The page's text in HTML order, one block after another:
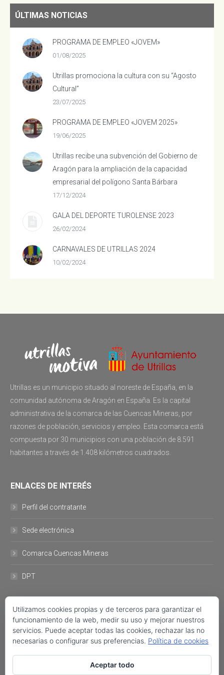
ÚLTIMAS NOTICIAS
PROGRAMA DE EMPLEO «JOVEM»
01/08/2025
Utrillas promociona la cultura con su “Agosto
Cultural”
23/07/2025
PROGRAMA DE EMPLEO «JOVEM 2025»
19/06/2025
Utrillas recibe una subvención del Gobierno de
Aragón para la ampliación de la capacidad
empresarial del polígono Santa Bárbara
17/12/2024
GALA DEL DEPORTE TUROLENSE 2023
26/02/2024
CARNAVALES DE UTRILLAS 2024
10/02/2024
Utrillas es un municipio situado al noreste de España, en la
comunidad autónoma de Aragón en España. Es la capital
administrativa de la comarca de las Cuencas Mineras, por
razones de población, servicios y empleo. Esta comarca está
compuesta por 30 municipios con una población de 8.591
habitantes a través de 1.408 kilómetros cuadrados.
ENLACES DE INTERÉS
Perfil del contratante
Sede electrónica
Comarca Cuencas Mineras
DPT
DATOS DE CONTACTO
Plaza del Ayuntamiento, 11 44760- Utrillas +34 978 757 001 FAX:
+34 978 758 222 ayuntamiento@utrillas.org
Utilizamos cookies propias y de terceros para garantizar el
funcionamiento de la web, medir su uso y mejorar nuestros
servicios. Puede aceptar todas las cookies, rechazar las no
necesarias o configurar sus preferencias. Política de cookies
Aceptar todo